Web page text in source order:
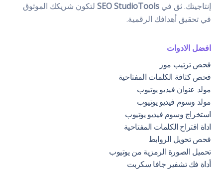
إنتاجيتك. ثق في SEO StudioTools لتكون شريكك الموثوق
في تحقيق أهدافك الرقمية.
افضل الادوات
فحص ترتيب موز
فحص كثافة الكلمات المفتاحية
مولد عنوان فيديو يوتيوب
مولد وسوم فيديو يوتيوب
استخراج وسوم فيديو يوتيوب
اداة اقتراح الكلمات المفتاحية
فحص تحويل الروابط
تحميل الصورة الرمزية من يوتيوب
أداة فك تشفير جافا سكربت